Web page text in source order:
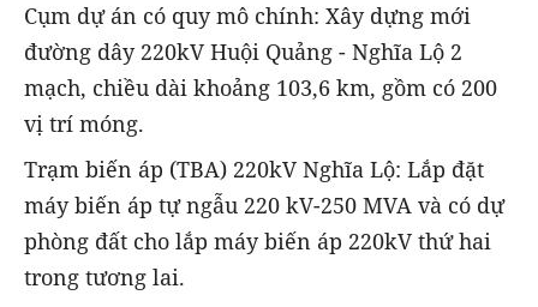
Cụm dự án có quy mô chính: Xây dựng mới
đường dây 220kV Huội Quảng - Nghĩa Lộ 2
mạch, chiều dài khoảng 103,6 km, gồm có 200
vị trí móng.
Trạm biến áp (TBA) 220kV Nghĩa Lộ: Lắp đặt
máy biến áp tự ngẫu 220 kV-250 MVA và có dự
phòng đất cho lắp máy biến áp 220kV thứ hai
trong tương lai.